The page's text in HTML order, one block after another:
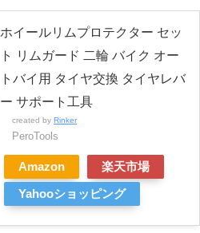
ホイールリムプロテクター セッ
ト リムガード 二輪 バイク オー
トバイ用 タイヤ交換 タイヤレバ
ー サポート工具
created by Rinker
PeroTools
Amazon 楽天市場
Yahooショッピング